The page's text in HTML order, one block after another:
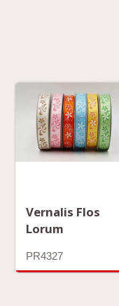
Vernalis Flos
Lorum
PR4327